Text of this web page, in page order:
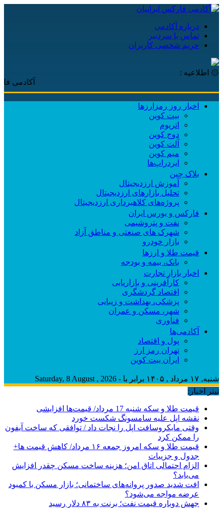
درباره آکادمی
تماس با سردبیر
حریم شخصی کاربران
۞ اطلاعیه :
آکادمی فارکس
اخبار روز رمزارزها
بیت کوین
اتریوم
دوج کوین
آلت کوین
میم کوین‌
ایردراپ‌ها
بلاک چین
آموزش ارزدیجیتال
تحلیل بازارهای ارزدیجیتال
پروژه‌های کلاهبرداری ارزدیجیتال
فارکس و بورس ایران
نفت و پتروشیمی
شهرک های صنعتی و مناطق آزاد
بازار خودرو
قیمت طلا و ارزها
بانک، بیمه و بودجه
اخبار بازار تجارت
کارآفرینی و بازاریابی
اقتصاد گردشگری
پزشکی، بهداشت و زیبایی
شهر، مسکن و عمران
فناوری
آکادمی‌ها
پول و اقتصاد
تهران رمز ارز
ایران بیت کوین
شنبه, ۱۷ مرداد , ۱۴۰۵ برابر با - Saturday, 8 August , 2026
تیتر اخبار:
قیمت طلا و سکه شنبه 17 مرداد/ قیمت‌ها افزایشی
نقشه اپل علیه سامسونگ شکست خورد
وقتی مایکروسافت اپل را نجات داد / توافقی که ساخت آیفون
را ممکن کرد
قیمت طلا و سکه امروز جمعه ۱۶ مرداد/ کاهش قیمت ها+
جدول و جزییات
الزام احتمالی اتاق امن؛ هزینه ساخت مسکن چقدر افزایش
می‌یابد؟
افت شدید صدور پروانه‌های ساختمانی؛ بازار مسکن با کمبود
عرضه مواجه می‌شود؟
جهش دوباره قیمت نفت؛ برنت به ۸۳ دلار رسید